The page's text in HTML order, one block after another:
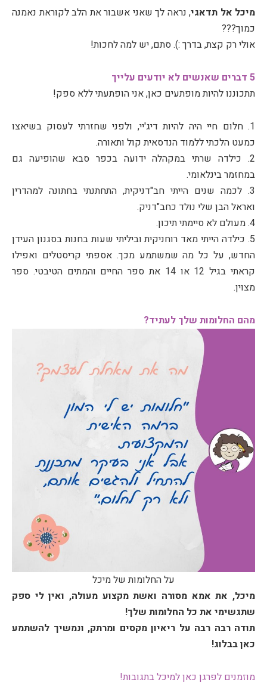
מיכל אל תדאגי, נראה לך שאני אשבור את הלב לקוראת נאמנה
כמוך???
אולי רק קצת, בדרך :). סתם, יש למה לחכות!
5 דברים שאנשים לא יודעים עלייך
תתכוננו להיות מופתעים כאן, אני הופתעתי ללא ספק!
1. חלום חיי היה להיות דיג'יי, ולפני שחזרתי לעסוק בשיאצו
כמעט הלכתי ללמוד הנדסאית קול ותאורה.
2. כילדה שרתי במקהלה ידועה בכפר סבא שהופיעה גם
במחזמר בינלאומי.
3. לכמה שנים הייתי חב"דניקית, התחתנתי בחתונה למהדרין
ואראל הבן שלי נולד כחב"דניק.
4. מעולם לא סיימתי תיכון.
5. כילדה הייתי מאד רוחניקית וביליתי שעות בחנות בסגנון העידן
החדש, על כל מה שמשתמע מכך. אספתי קריסטלים ואפילו
קראתי בגיל 12 או 14 את ספר החיים והמתים הטיבטי. ספר
מצוין.
מהם החלומות שלך לעתיד?
על החלומות של מיכל
מיכל, את אמא מסורה ואשת מקצוע מעולה, ואין לי ספק
שתגשימי את כל החלומות שלך!
תודה רבה רבה על ריאיון מקסים ומרתק, ונמשיך להשתמע
כאן בבלוג!
מוזמנים לפרגן כאן למיכל בתגובות!